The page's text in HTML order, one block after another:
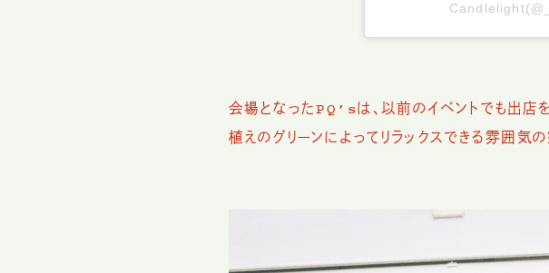
会場となったPQ’sは、以前のイベントでも出店
植えのグリーンによってリラックスできる雰囲気